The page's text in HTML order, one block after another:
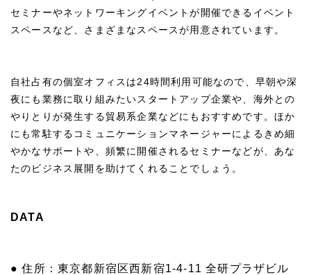
セミナーやネットワーキングイベントが開催できるイベント
スペースなど、さまざまなスペースが用意されています。
自社占有の個室オフィスは24時間利用可能なので、早朝や深
夜にも業務に取り組みたいスタートアップ企業や、海外との
やりとりが発生する貿易系企業などにもおすすめです。ほか
にも常駐するコミュニケーションマネージャーによるきめ細
やかなサポートや、頻繁に開催されるセミナーなどが、あな
たのビジネス展開を助けてくれることでしょう。
DATA
● 住所：東京都新宿区西新宿1-4-11 全研プラザビル